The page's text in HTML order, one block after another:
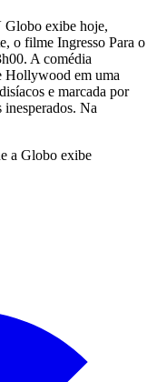
Globo exibe hoje,
o filme Ingresso Para o
A comédia
Hollywood em uma
e marcada por
Na